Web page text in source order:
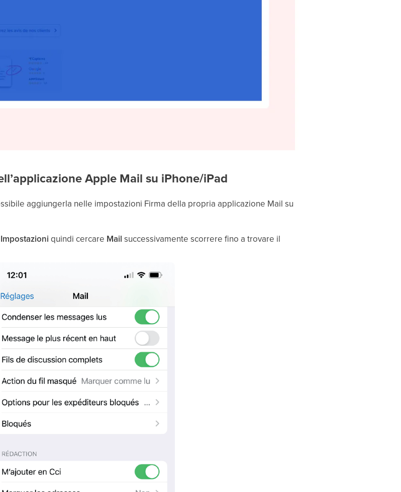
Apple Mail su iPhone/iPad
aggiungerla nelle impostazioni Firma della propria applicazione Mail su
Impostazioniquindi cercare Mailsuccessivamente scorrere fino a trovare il